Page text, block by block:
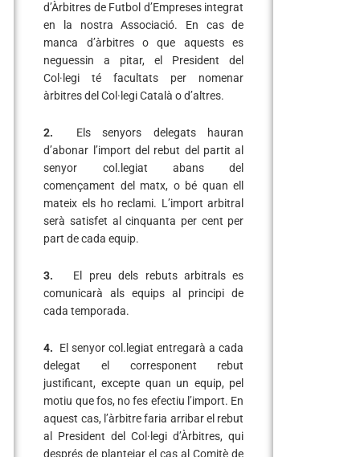
d’Àrbitres de Futbol d’Empreses integrat
en la nostra Associació. En cas de
manca d’àrbitres o que aquests es
neguessin a pitar, el President del
Col·legi té facultats per nomenar
àrbitres del Col·legi Català o d’altres.
2. Els senyors delegats hauran
d’abonar l’import del rebut del partit al
senyor col.legiat abans del
començament del matx, o bé quan ell
mateix els ho reclami. L’import arbitral
serà satisfet al cinquanta per cent per
part de cada equip.
3. El preu dels rebuts arbitrals es
comunicarà als equips al principi de
cada temporada.
4. El senyor col.legiat entregarà a cada
delegat el corresponent rebut
justificant, excepte quan un equip, pel
motiu que fos, no fes efectiu l’import. En
aquest cas, l’àrbitre faria arribar el rebut
al President del Col·legi d’Àrbitres, qui
després de plantejar el cas al Comitè de